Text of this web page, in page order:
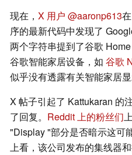
现在， X 用户 @aaronp613
序的最新代码中发现了
两个字符串提到了谷歌
谷歌智能家居设备，如 谷歌
似乎没有透露有关智能家居显
X 帖子引起了 Kattukaran 的
了回复。 Reddit 上的粉丝们
"Display "部分是否暗示这可
上看，该公司发布的集线器